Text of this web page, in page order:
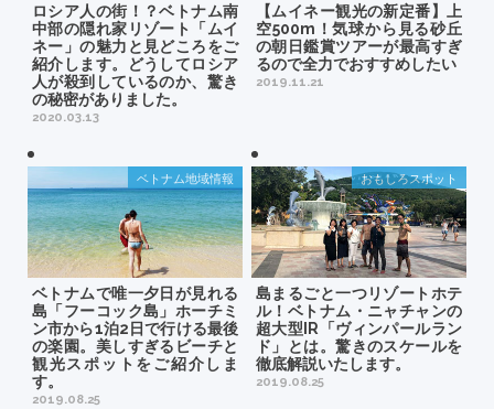
ロシア人の街！？ベトナム南
中部の隠れ家リゾート「ムイ
ネー」の魅力と見どころをご
紹介します。どうしてロシア
人が殺到しているのか、驚き
の秘密がありました。
2020.03.13
【ムイネー観光の新定番】上
空500m！気球から見る砂丘
の朝日鑑賞ツアーが最高すぎ
るので全力でおすすめしたい
2019.11.21
ベトナムで唯一夕日が見れる
島「フーコック島」ホーチミ
ン市から1泊2日で行ける最後
の楽園。美しすぎるビーチと
観光スポットをご紹介しま
す。
2019.08.25
ベトナム地域情報
島まるごと一つリゾートホテ
ル！ベトナム・ニャチャンの
超大型IR「ヴィンパールラン
ド」とは。驚きのスケールを
徹底解説いたします。
2019.08.25
おもしろスポット